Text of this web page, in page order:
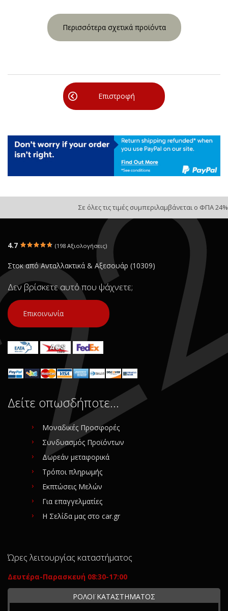
Περισσότερα σχετικά προϊόντα
Επιστροφή
Σε όλες τις τιμές συμπεριλαμβάνεται ο ΦΠΑ 24%
4.7 (198 Αξιολογήσεις)
Στοκ από Ανταλλακτικά & Αξεσουάρ (10309)
Δεν βρίσκετε αυτό που ψάχνετε;
Επικοινωνία
Δείτε οπωσδήποτε…
Μοναδικές Προσφορές
Συνδυασμός Προϊόντων
Δωρεάν μεταφορικά
Τρόποι πληρωμής
Εκπτώσεις Μελών
Για επαγγελματίες
Η Σελίδα μας στο car.gr
Ώρες λειτουργίας καταστήματος
Δευτέρα-Παρασκευή 08:30-17:00
ΡΟΛΟΪ ΚΑΤΑΣΤΗΜΑΤΟΣ